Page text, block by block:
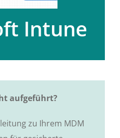
Intune
aufgeführt?
zu Ihrem MDM